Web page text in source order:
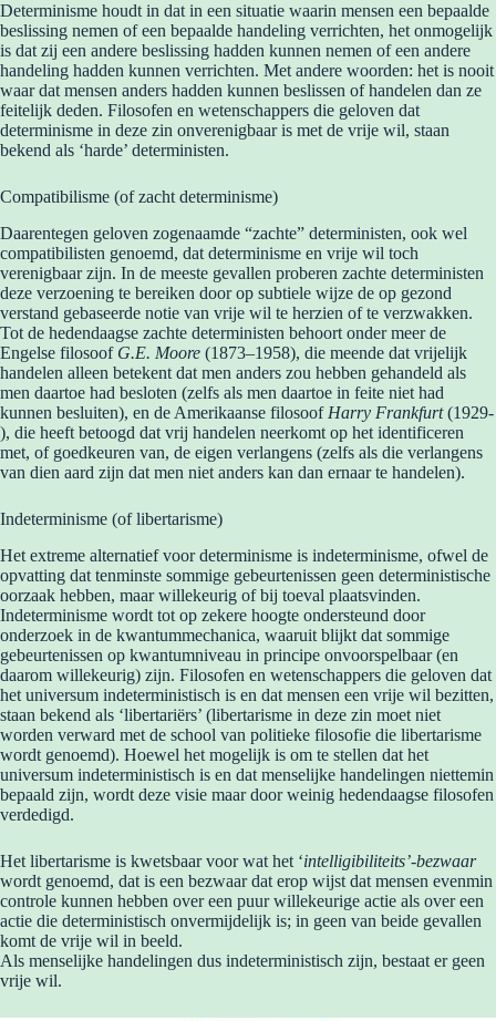
Determinisme houdt in dat in een situatie waarin mensen een bepaalde
beslissing nemen of een bepaalde handeling verrichten, het onmogelijk
is dat zij een andere beslissing hadden kunnen nemen of een andere
handeling hadden kunnen verrichten. Met andere woorden: het is nooit
waar dat mensen anders hadden kunnen beslissen of handelen dan ze
feitelijk deden. Filosofen en wetenschappers die geloven dat
determinisme in deze zin onverenigbaar is met de vrije wil, staan
bekend als ‘harde’ deterministen.
Compatibilisme (of zacht determinisme)
Daarentegen geloven zogenaamde “zachte” deterministen, ook wel
compatibilisten genoemd, dat determinisme en vrije wil toch
verenigbaar zijn. In de meeste gevallen proberen zachte deterministen
deze verzoening te bereiken door op subtiele wijze de op gezond
verstand gebaseerde notie van vrije wil te herzien of te verzwakken.
Tot de hedendaagse zachte deterministen behoort onder meer de
Engelse filosoof G.E. Moore (1873–1958), die meende dat vrijelijk
handelen alleen betekent dat men anders zou hebben gehandeld als
men daartoe had besloten (zelfs als men daartoe in feite niet had
kunnen besluiten), en de Amerikaanse filosoof Harry Frankfurt(1929-
), die heeft betoogd dat vrij handelen neerkomt op het identificeren
met, of goedkeuren van, de eigen verlangens (zelfs als die verlangens
van dien aard zijn dat men niet anders kan dan ernaar te handelen).
Indeterminisme (of libertarisme)
Het extreme alternatief voor determinisme is indeterminisme, ofwel de
opvatting dat tenminste sommige gebeurtenissen geen deterministische
oorzaak hebben, maar willekeurig of bij toeval plaatsvinden.
Indeterminisme wordt tot op zekere hoogte ondersteund door
onderzoek in de kwantummechanica, waaruit blijkt dat sommige
gebeurtenissen op kwantumniveau in principe onvoorspelbaar (en
daarom willekeurig) zijn. Filosofen en wetenschappers die geloven dat
het universum indeterministisch is en dat mensen een vrije wil bezitten,
staan bekend als ‘libertariërs’ (libertarisme in deze zin moet niet
worden verward met de school van politieke filosofie die libertarisme
wordt genoemd). Hoewel het mogelijk is om te stellen dat het
universum indeterministisch is en dat menselijke handelingen niettemin
bepaald zijn, wordt deze visie maar door weinig hedendaagse filosofen
verdedigd.
Het libertarisme is kwetsbaar voor wat het ‘intelligibiliteits’-bezwaar
wordt genoemd, dat is een bezwaar dat erop wijst dat mensen evenmin
controle kunnen hebben over een puur willekeurige actie als over een
actie die deterministisch onvermijdelijk is; in geen van beide gevallen
komt de vrije wil in beeld.
Als menselijke handelingen dus indeterministisch zijn, bestaat er geen
vrije wil.